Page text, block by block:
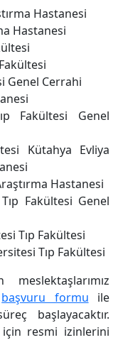
Hastanesi
Hastanesi
Genel Cerrahi
Fakültesi Genel
Kütahya Evliya
Hastanesi
Fakültesi Genel
Tıp Fakültesi
Tıp Fakültesi
başvuru formu ile
başlayacaktır.
resmi izinlerini